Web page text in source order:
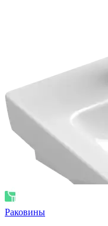
Раковины